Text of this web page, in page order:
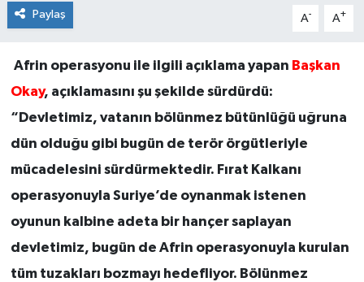
Paylaş A- A+
Afrin operasyonu ile ilgili açıklama yapan Başkan
Okay, açıklamasını şu şekilde sürdürdü:
“Devletimiz, vatanın bölünmez bütünlüğü uğruna
dün olduğu gibi bugün de terör örgütleriyle
mücadelesini sürdürmektedir. Fırat Kalkanı
operasyonuyla Suriye’de oynanmak istenen
oyunun kalbine adeta bir hançer saplayan
devletimiz, bugün de Afrin operasyonuyla kurulan
tüm tuzakları bozmayı hedefliyor. Bölünmez